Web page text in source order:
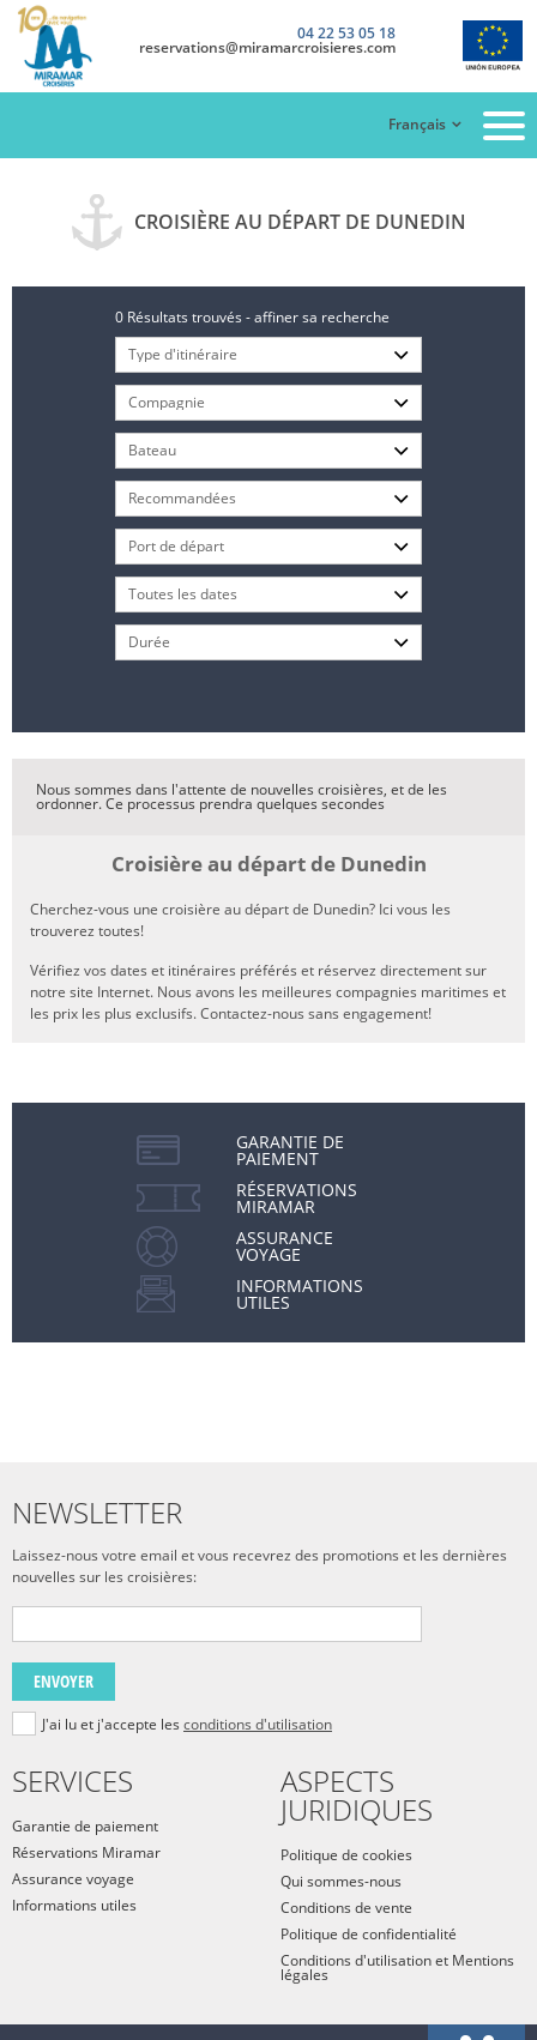
04 22 53 05 18
reservations@miramarcroisieres.com
Français
CROISIÈRE AU DÉPART DE DUNEDIN
0 Résultats trouvés - affiner sa recherche
Nous sommes dans l'attente de nouvelles croisières, et de les
ordonner. Ce processus prendra quelques secondes
Croisière au départ de Dunedin
Cherchez-vous une croisière au départ de Dunedin? Ici vous les
trouverez toutes!
Vérifiez vos dates et itinéraires préférés et réservez directement sur
notre site Internet. Nous avons les meilleures compagnies maritimes et
les prix les plus exclusifs. Contactez-nous sans engagement!
GARANTIE DE
PAIEMENT
RÉSERVATIONS
MIRAMAR
ASSURANCE
VOYAGE
INFORMATIONS
UTILES
NEWSLETTER
Laissez-nous votre email et vous recevrez des promotions et les dernières
nouvelles sur les croisières:
ENVOYER
J'ai lu et j'accepte les conditions d'utilisation
SERVICES
Garantie de paiement
Réservations Miramar
Assurance voyage
Informations utiles
ASPECTS
JURIDIQUES
Politique de cookies
Qui sommes-nous
Conditions de vente
Politique de confidentialité
Conditions d'utilisation et Mentions
légales